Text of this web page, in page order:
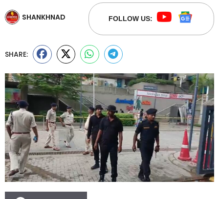
SHANKHNAD FOLLOW US:
SHARE: